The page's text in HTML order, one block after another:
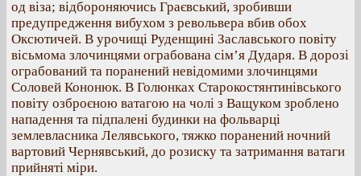
од віза; відбороняючись Граєвський, зробивши
предупредження вибухом з револьвера вбив обох
Оксютичей. В урочищі Руденщині Заславського повіту
вісьмома злочинцями ограбована сім’я Дударя. В дорозі
ограбований та поранений невідомими злочинцями
Соловей Кононюк. В Голюнках Старокостянтинівського
повіту озброєною ватагою на чолі з Ващуком зроблено
нападення та підпалені будинки на фольварці
землевласника Лелявського, тяжко поранений ночний
вартовий Чернявський, до розиску та затримання ватаги
прийняті міри.